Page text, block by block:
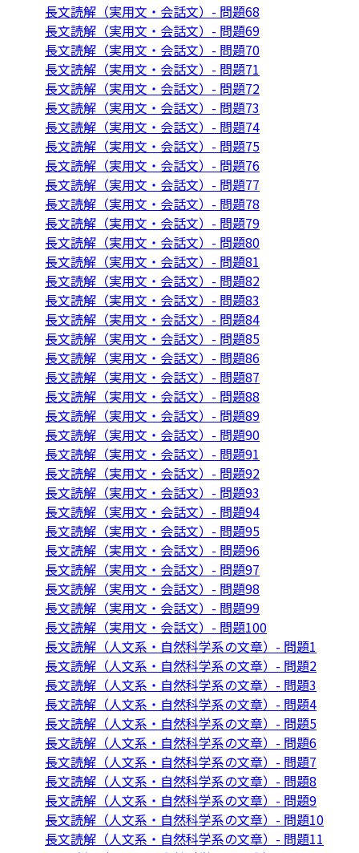
長文読解（実用文・会話文）- 問題68
長文読解（実用文・会話文）- 問題69
長文読解（実用文・会話文）- 問題70
長文読解（実用文・会話文）- 問題71
長文読解（実用文・会話文）- 問題72
長文読解（実用文・会話文）- 問題73
長文読解（実用文・会話文）- 問題74
長文読解（実用文・会話文）- 問題75
長文読解（実用文・会話文）- 問題76
長文読解（実用文・会話文）- 問題77
長文読解（実用文・会話文）- 問題78
長文読解（実用文・会話文）- 問題79
長文読解（実用文・会話文）- 問題80
長文読解（実用文・会話文）- 問題81
長文読解（実用文・会話文）- 問題82
長文読解（実用文・会話文）- 問題83
長文読解（実用文・会話文）- 問題84
長文読解（実用文・会話文）- 問題85
長文読解（実用文・会話文）- 問題86
長文読解（実用文・会話文）- 問題87
長文読解（実用文・会話文）- 問題88
長文読解（実用文・会話文）- 問題89
長文読解（実用文・会話文）- 問題90
長文読解（実用文・会話文）- 問題91
長文読解（実用文・会話文）- 問題92
長文読解（実用文・会話文）- 問題93
長文読解（実用文・会話文）- 問題94
長文読解（実用文・会話文）- 問題95
長文読解（実用文・会話文）- 問題96
長文読解（実用文・会話文）- 問題97
長文読解（実用文・会話文）- 問題98
長文読解（実用文・会話文）- 問題99
長文読解（実用文・会話文）- 問題100
長文読解（人文系・自然科学系の文章）- 問題1
長文読解（人文系・自然科学系の文章）- 問題2
長文読解（人文系・自然科学系の文章）- 問題3
長文読解（人文系・自然科学系の文章）- 問題4
長文読解（人文系・自然科学系の文章）- 問題5
長文読解（人文系・自然科学系の文章）- 問題6
長文読解（人文系・自然科学系の文章）- 問題7
長文読解（人文系・自然科学系の文章）- 問題8
長文読解（人文系・自然科学系の文章）- 問題9
長文読解（人文系・自然科学系の文章）- 問題10
長文読解（人文系・自然科学系の文章）- 問題11